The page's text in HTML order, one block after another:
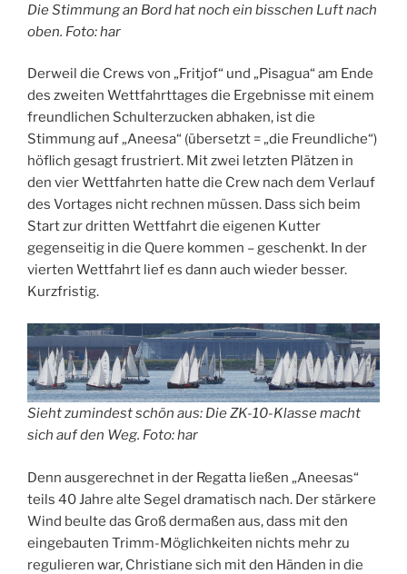
Die Stimmung an Bord hat noch ein bisschen Luft nach
oben. Foto: har
Derweil die Crews von „Fritjof“ und „Pisagua“ am Ende
des zweiten Wettfahrttages die Ergebnisse mit einem
freundlichen Schulterzucken abhaken, ist die
Stimmung auf „Aneesa“ (übersetzt = „die Freundliche“)
höflich gesagt frustriert. Mit zwei letzten Plätzen in
den vier Wettfahrten hatte die Crew nach dem Verlauf
des Vortages nicht rechnen müssen. Dass sich beim
Start zur dritten Wettfahrt die eigenen Kutter
gegenseitig in die Quere kommen – geschenkt. In der
vierten Wettfahrt lief es dann auch wieder besser.
Kurzfristig.
Sieht zumindest schön aus: Die ZK-10-Klasse macht
sich auf den Weg. Foto: har
Denn ausgerechnet in der Regatta ließen „Aneesas“
teils 40 Jahre alte Segel dramatisch nach. Der stärkere
Wind beulte das Groß dermaßen aus, dass mit den
eingebauten Trimm-Möglichkeiten nichts mehr zu
regulieren war, Christiane sich mit den Händen in die